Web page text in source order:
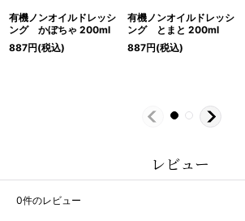
有機ノンオイルドレッシ
ング かぼちゃ 200ml
887円(税込)
有機ノンオイルドレッシ
ング とまと 200ml
887円(税込)
レビュー
0件のレビュー